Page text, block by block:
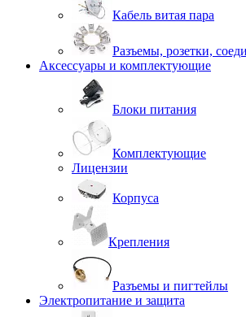
Кабель витая пара
Разъемы, розетки,
Аксессуары и комплектующие
Блоки питания
Комплектующие
Лицензии
Корпуса
Крепления
Разъемы и пигтейлы
Электропитание и защита